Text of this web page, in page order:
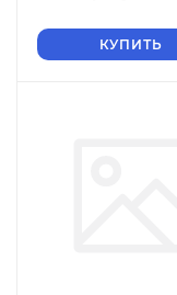
КУПИТЬ